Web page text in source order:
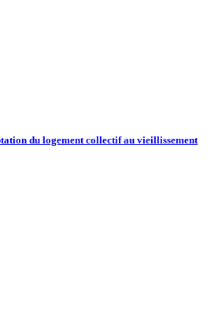
du logement collectif au vieillissement